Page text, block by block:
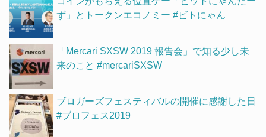
ず」とトークンエコノミー #ビトにゃん
「Mercari SXSW 2019 報告会」で知る少し未
来のこと #mercariSXSW
ブロガーズフェスティバルの開催に感謝した日
#ブロフェス2019